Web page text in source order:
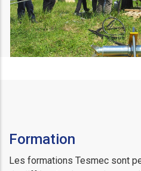
Formation
Les formations Tesmec sont